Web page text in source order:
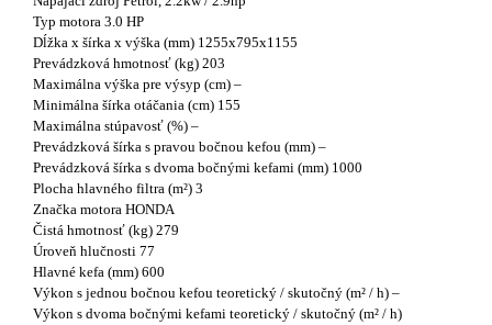
Typ motora 3.0 HP
Dĺžka x šírka x výška (mm) 1255x795x1155
Prevádzková hmotnosť (kg) 203
Maximálna výška pre výsyp (cm) –
Minimálna šírka otáčania (cm) 155
Maximálna stúpavosť (%) –
Prevádzková šírka s pravou bočnou kefou (mm) –
Prevádzková šírka s dvoma bočnými kefami (mm) 1000
Plocha hlavného filtra (m²) 3
Značka motora HONDA
Čistá hmotnosť (kg) 279
Úroveň hlučnosti 77
Hlavné kefa (mm) 600
Výkon s jednou bočnou kefou teoretický / skutočný (m² / h) –
Výkon s dvoma bočnými kefami teoretický / skutočný (m² / h)